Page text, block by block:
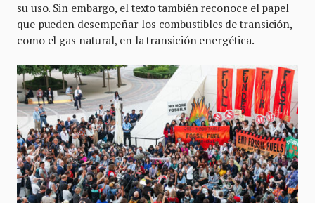
su uso. Sin embargo, el texto también reconoce el papel
que pueden desempeñar los combustibles de transición,
como el gas natural, en la transición energética.